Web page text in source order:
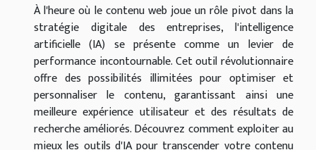
À l'heure où le contenu web joue un rôle pivot dans la
stratégie digitale des entreprises, l'intelligence
artificielle (IA) se présente comme un levier de
performance incontournable. Cet outil révolutionnaire
offre des possibilités illimitées pour optimiser et
personnaliser le contenu, garantissant ainsi une
meilleure expérience utilisateur et des résultats de
recherche améliorés. Découvrez comment exploiter au
mieux les outils d'IA pour transcender votre contenu